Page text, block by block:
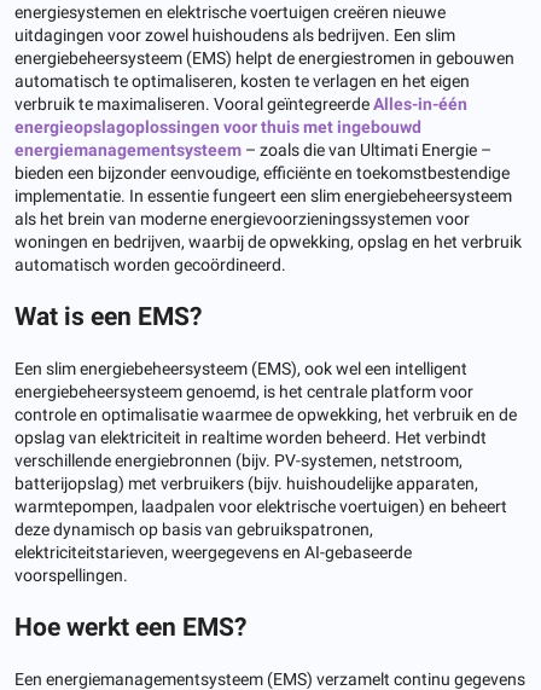
energiesystemen en elektrische voertuigen creëren nieuwe
uitdagingen voor zowel huishoudens als bedrijven. Een slim
energiebeheersysteem (EMS) helpt de energiestromen in gebouwen
automatisch te optimaliseren, kosten te verlagen en het eigen
verbruik te maximaliseren. Vooral geïntegreerdeAlles-in-één
energieopslagoplossingen voor thuis met ingebouwd
energiemanagementsysteem – zoals die van Ultimati Energie –
bieden een bijzonder eenvoudige, efficiënte en toekomstbestendige
implementatie. In essentie fungeert een slim energiebeheersysteem
als het brein van moderne energievoorzieningssystemen voor
woningen en bedrijven, waarbij de opwekking, opslag en het verbruik
automatisch worden gecoördineerd.
Wat is een EMS?
Een slim energiebeheersysteem (EMS), ook wel een intelligent
energiebeheersysteem genoemd, is het centrale platform voor
controle en optimalisatie waarmee de opwekking, het verbruik en de
opslag van elektriciteit in realtime worden beheerd. Het verbindt
verschillende energiebronnen (bijv. PV-systemen, netstroom,
batterijopslag) met verbruikers (bijv. huishoudelijke apparaten,
warmtepompen, laadpalen voor elektrische voertuigen) en beheert
deze dynamisch op basis van gebruikspatronen,
elektriciteitstarieven, weergegevens en AI-gebaseerde
voorspellingen.
Hoe werkt een EMS?
Een energiemanagementsysteem (EMS) verzamelt continu gegevens